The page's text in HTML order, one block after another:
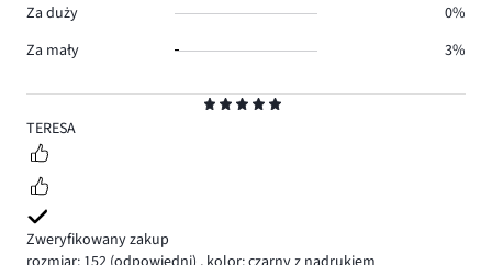
5
TERESA
Zweryfikowany zakup
Za duży
0%
Za mały
3%